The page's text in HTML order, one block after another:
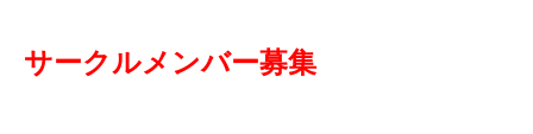
サークルメンバー募集